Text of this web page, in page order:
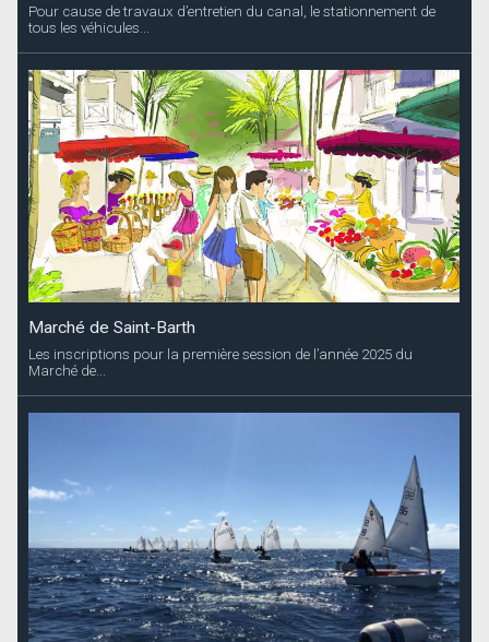
Pour cause de travaux d’entretien du canal, le stationnement de
tous les véhicules...
Marché de Saint-Barth
Les inscriptions pour la première session de l’année 2025 du
Marché de...